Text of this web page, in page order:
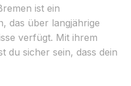
ist ein
das über langjährige
verfügt. Mit ihrem
du sicher sein, dass dein